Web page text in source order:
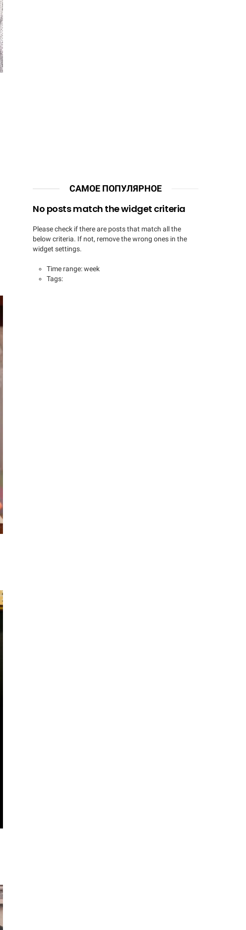
САМОЕ ПОПУЛЯРНОЕ
No posts match the widget criteria
Please check if there are posts that match all the
below criteria. If not, remove the wrong ones in the
widget settings.
Time range: week
Tags: